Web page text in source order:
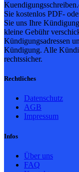
Sie kostenlos PDF-
Sie uns Ihre
kleine Gebühr
Kündigungsadressen
Kündigung. Alle
rechtssicher.
Rechtliches
Datenschutz
AGB
Impressum
Infos
Über uns
FAQ